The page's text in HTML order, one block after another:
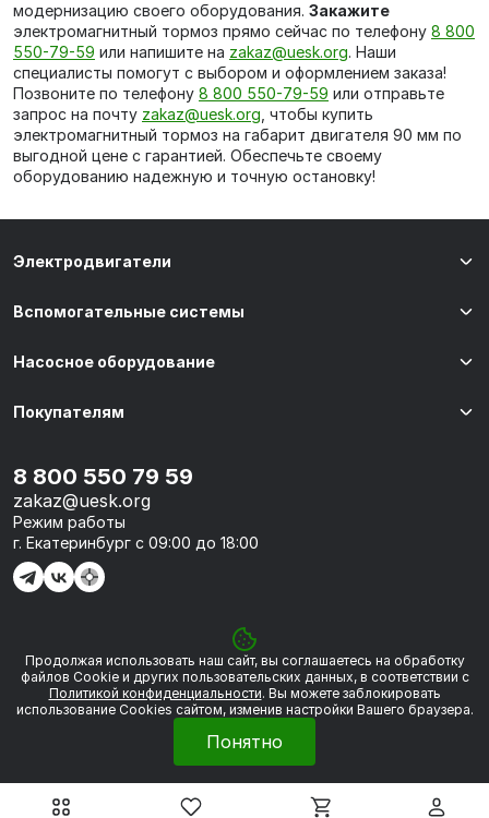
модернизацию своего оборудования. Закажите
электромагнитный тормоз прямо сейчас по телефону 8 800
550-79-59 или напишите на zakaz@uesk.org. Наши
специалисты помогут с выбором и оформлением заказа!
Позвоните по телефону 8 800 550-79-59 или отправьте
запрос на почту zakaz@uesk.org , чтобы купить
электромагнитный тормоз на габарит двигателя 90 мм по
выгодной цене с гарантией. Обеспечьте своему
оборудованию надежную и точную остановку!
© 2026 «УЭСК-ТЕХНОЛОГИИ»
Электродвигатели
Вспомогательные системы
Насосное оборудование
Покупателям
8 800 550 79 59
zakaz@uesk.org
Режим работы
г. Екатеринбург с 09:00 до 18:00
Политика обработки персональных данных
Сделано вFramelink
Продолжая использовать наш сайт, вы соглашаетесь на обработку
файлов Сookie и других пользовательских данных, в соответствии с
Политикой конфиденциальности. Вы можете заблокировать
использование Cookies сайтом, изменив настройки Вашего браузера.
Понятно